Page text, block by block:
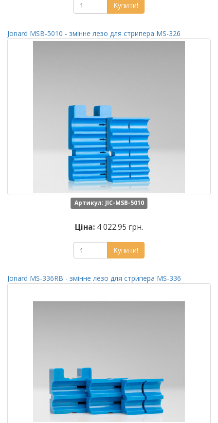
Купити!
Jonard MSB-5010 - змінне лезо для стрипера MS-326
Артикул: JIC-MSB-5010
Ціна: 4 022.95 грн.
Купити!
Jonard MS-336RB - змінне лезо для стрипера MS-336